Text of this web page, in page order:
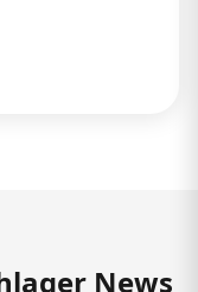
News